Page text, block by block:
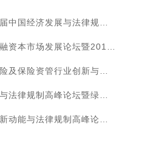
色立体法律生态平台“绿法ECO”&amp;建设工程行业法律健康指数发布会
中国私募基金行业法律健康蓝皮书线上发布会
坛暨2018年中国保险行业法律健康蓝皮书（指数&amp;专题）发布会
暨绿盟2018中国不良资产蓝皮书发布仪式
暨全国保险行业、央企上市公司法律健康指数发布会